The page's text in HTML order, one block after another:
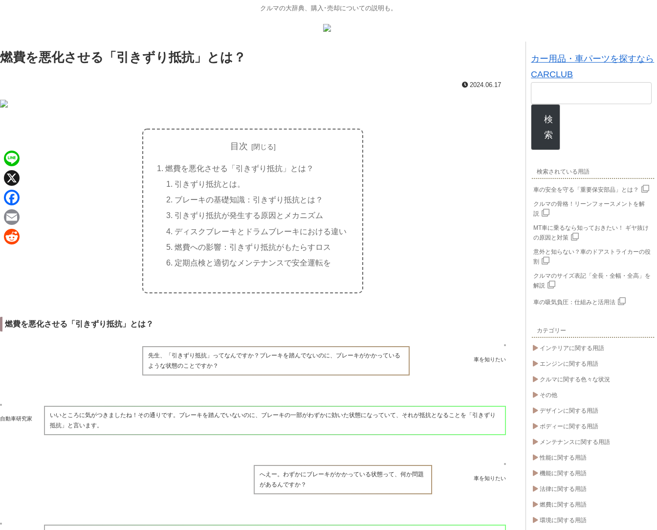
クルマの大辞典、購入･売却についての説明も。
燃費を悪化させる「引きずり抵抗」とは？
2024.06.17
目次
燃費を悪化させる「引きずり抵抗」とは？
引きずり抵抗とは。
ブレーキの基礎知識：引きずり抵抗とは？
引きずり抵抗が発生する原因とメカニズム
ディスクブレーキとドラムブレーキにおける違い
燃費への影響：引きずり抵抗がもたらすロス
定期点検と適切なメンテナンスで安全運転を
燃費を悪化させる「引きずり抵抗」とは？
車を知りたい
先生、「引きずり抵抗」ってなんですか？ブレーキを踏んでないのに、ブレーキがかかっている
ような状態のことですか？
自動車研究家
いいところに気がつきましたね！その通りです。ブレーキを踏んでいないのに、ブレーキの一部がわずかに効いた状態になっていて、それが抵抗となることを「引きずり
抵抗」と言います。
車を知りたい
へえー。わずかにブレーキがかかっている状態って、何か問題
があるんですか？
カー用品・車パーツを探すなら
CARCLUB
検
索
検索されている用語
車の安全を守る「重要保安部品」とは？
クルマの骨格！リーンフォースメントを解
説
MT車に乗るなら知っておきたい！ ギヤ抜け
の原因と対策
意外と知らない？車のドアストライカーの役
割
クルマのサイズ表記「全長・全幅・全高」を
解説
車の吸気負圧：仕組みと活用法
カテゴリー
インテリアに関する用語
エンジンに関する用語
クルマに関する色々な状況
その他
デザインに関する用語
ボディーに関する用語
メンテナンスに関する用語
性能に関する用語
機能に関する用語
法律に関する用語
燃費に関する用語
環境に関する用語
L
n
e
X
F
a
c
k
E
t